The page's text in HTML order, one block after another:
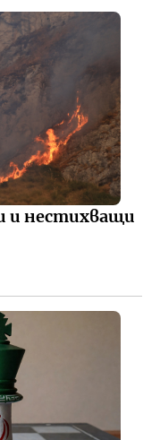
и нестихващи